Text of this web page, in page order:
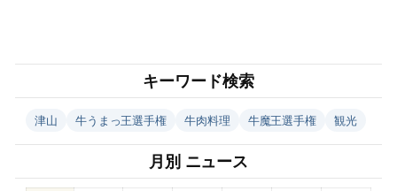
キーワード検索
津山 牛うまっ王選手権 牛肉料理 牛魔王選手権 観光
月別 ニュース